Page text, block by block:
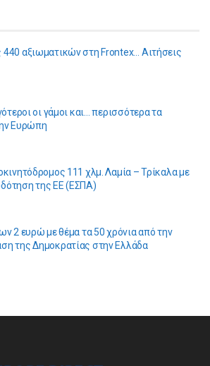
440 αξιωματικών στη Frontex… Αιτήσεις
οι γάμοι και… περισσότερα τα
Ευρώπη
111 χλμ. Λαμία – Τρίκαλα με
της ΕE (ΕΣΠΑ)
2 ευρώ με θέμα τα 50 χρόνια από την
της Δημοκρατίας στην Ελλάδα